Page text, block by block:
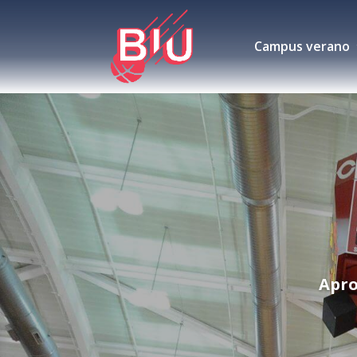
Campus verano